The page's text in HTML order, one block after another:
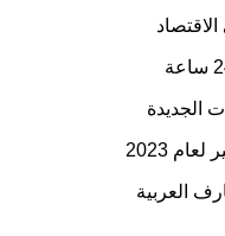
الجديدة
2023
العربية